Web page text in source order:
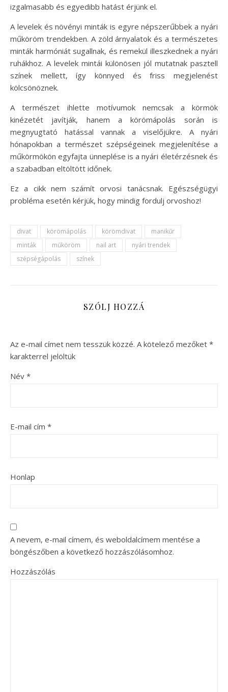
izgalmasabb és egyedibb hatást érjünk el.
A levelek és növényi minták is egyre népszerűbbek a nyári
műköröm trendekben. A zöld árnyalatok és a természetes
minták harmóniát sugallnak, és remekül illeszkednek a nyári
ruhákhoz. A levelek mintái különösen jól mutatnak pasztell
színek mellett, így könnyed és friss megjelenést
kölcsönöznek.
A természet ihlette motívumok nemcsak a körmök
kinézetét javítják, hanem a körömápolás során is
megnyugtató hatással vannak a viselőjükre. A nyári
hónapokban a természet szépségeinek megjelenítése a
műkörmökön egyfajta ünneplése is a nyári életérzésnek és
a szabadban eltöltött időnek.
Ez a cikk nem számít orvosi tanácsnak. Egészségügyi
probléma esetén kérjük, hogy mindig fordulj orvoshoz!
divat körömápolás körömdivat
manikűr
minták
műköröm nail art
nyári trendek
szépségápolás
színek
SZÓLJ HOZZÁ
Az e-mail címet nem tesszük közzé. A kötelező mezőket *
karakterrel jelöltük
Név *
E-mail cím *
Honlap
A nevem, e-mail címem, és weboldalcímem mentése a
böngészőben a következő hozzászólásomhoz.
Hozzászólás